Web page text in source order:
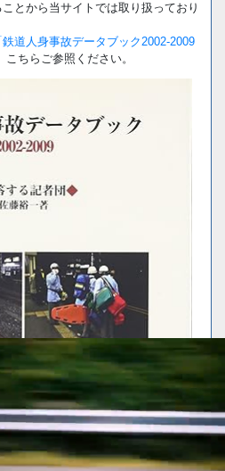
とから当サイトでは取り扱っており
鉄道人身事故データブック2002-2009
ちらご参照ください。